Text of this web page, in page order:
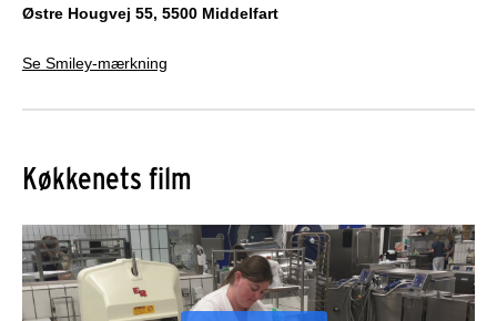
Østre Hougvej 55, 5500 Middelfart
Se Smiley-mærkning
Køkkenets film